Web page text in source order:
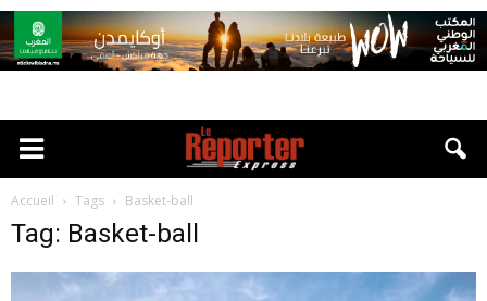
Accueil Tags Basket-ball
Tag: Basket-ball